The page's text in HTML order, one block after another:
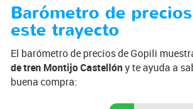
Barómetro de
este trayecto
El barómetro de precios de Gopili
de tren Montijo Castellóny te ayuda a
buena compra: